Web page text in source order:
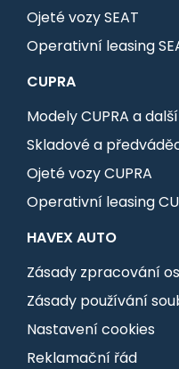
Ojeté vozy SEAT
Operativní leasing
CUPRA
Modely CUPRA a
Skladové a
Ojeté vozy CUPRA
Operativní leasing
HAVEX AUTO
Zásady zpracování
Zásady používání
Nastavení cookies
Reklamační řád